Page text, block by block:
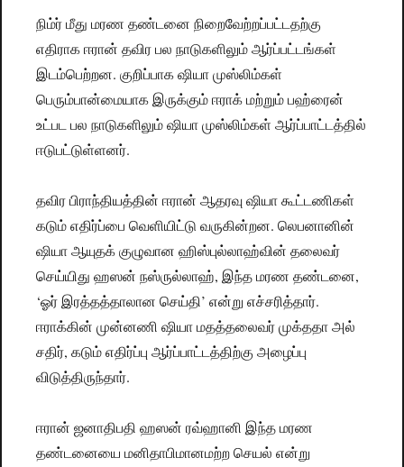
நிம்ர் மீது மரண தண்டனை நிறைவேற்றப்பட்டதற்கு
எதிராக ஈரான் தவிர பல நாடுகளிலும் ஆர்ப்பட்டங்கள்
இடம்பெற்றன. குறிப்பாக ஷியா முஸ்லிம்கள்
பெரும்பான்மையாக இருக்கும் ஈராக் மற்றும் பஹ்ரைன்
உட்பட பல நாடுகளிலும் ஷியா முஸ்லிம்கள் ஆர்ப்பாட்டத்தில்
ஈடுபட்டுள்ளனர்.
தவிர பிராந்தியத்தின் ஈரான் ஆதரவு ஷியா கூட்டணிகள்
கடும் எதிர்ப்பை வெளியிட்டு வருகின்றன. லெபனானின்
ஷியா ஆயுதக் குழுவான ஹிஸ்புல்லாஹ்வின் தலைவர்
செய்யிது ஹஸன் நஸ்ருல்லாஹ், இந்த மரண தண்டனை,
‘ஓர் இரத்தத்தாலான செய்தி’ என்று எச்சரித்தார்.
ஈராக்கின் முன்னணி ஷியா மதத்தலைவர் முக்ததா அல்
சதிர், கடும் எதிர்ப்பு ஆர்ப்பாட்டத்திற்கு அழைப்பு
விடுத்திருந்தார்.
ஈரான் ஜனாதிபதி ஹஸன் ரவ்ஹானி இந்த மரண
தண்டனையை மனிதாபிமானமற்ற செயல் என்று